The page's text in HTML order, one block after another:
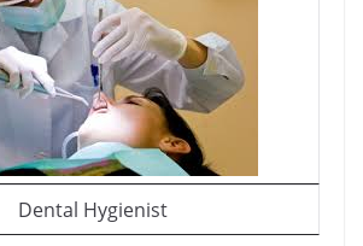
Dental Hygienist